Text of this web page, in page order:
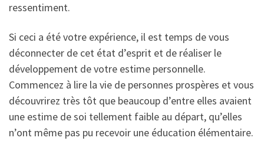
ressentiment.
Si ceci a été votre expérience, il est temps de vous
déconnecter de cet état d’esprit et de réaliser le
développement de votre estime personnelle.
Commencez à lire la vie de personnes prospères et vous
découvrirez très tôt que beaucoup d’entre elles avaient
une estime de soi tellement faible au départ, qu’elles
n’ont même pas pu recevoir une éducation élémentaire.